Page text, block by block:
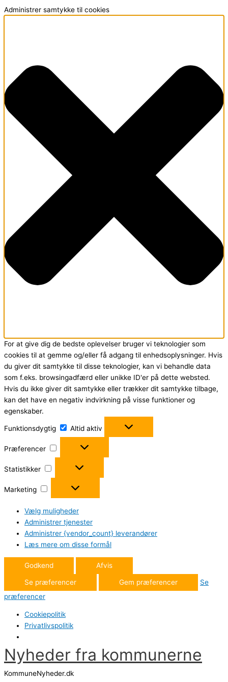
Administrer samtykke til cookies
For at give dig de bedste oplevelser bruger vi teknologier som
cookies til at gemme og/eller få adgang til enhedsoplysninger. Hvis
du giver dit samtykke til disse teknologier, kan vi behandle data
som f.eks. browsingadfærd eller unikke ID'er på dette websted.
Hvis du ikke giver dit samtykke eller trækker dit samtykke tilbage,
kan det have en negativ indvirkning på visse funktioner og
egenskaber.
Funktionsdygtig
Altid aktiv
Præferencer
Statistikker
Marketing
Vælg muligheder
Administrer tjenester
Administrer {vendor_count} leverandører
Læs mere om disse formål
Godkend Afvis
Se præferencer Gem præferencer
Se
præferencer
Cookiepolitik
Privatlivspolitik
Gå
til
indholdet
Nyheder fra kommunerne
KommuneNyheder.dk